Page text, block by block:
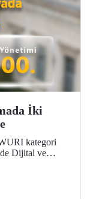
İki
kategori
Dijital ve